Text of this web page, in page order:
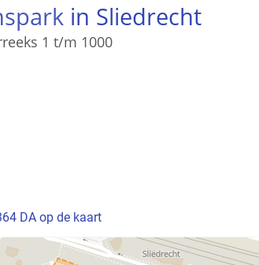
in Sliedrecht
1 t/m 1000
DA op de kaart